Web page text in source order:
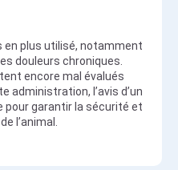
en plus utilisé, notamment
douleurs chroniques.
encore mal évalués
administration, l’avis d’un
pour garantir la sécurité et
l’animal.